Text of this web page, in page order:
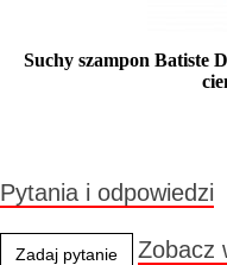
Suchy szampon Batiste
Pytania i odpowiedzi
Zadaj pytanie Zobacz